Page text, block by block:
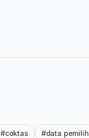
#coktas #data pemilih